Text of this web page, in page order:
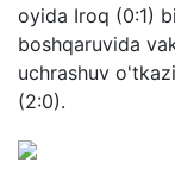
oyida Iroq (0:1)
boshqaruvida
uchrashuv
(2:0).